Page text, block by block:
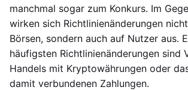
manchmal sogar zum Konkurs. Im
wirken sich Richtlinienänderungen
Börsen, sondern auch auf Nutzer aus.
häufigsten Richtlinienänderungen sind
Handels mit Kryptowährungen oder
damit verbundenen Zahlungen.